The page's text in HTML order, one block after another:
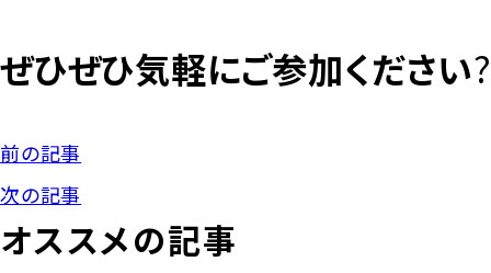
ぜひぜひ気軽にご参加ください
前の記事
次の記事
オススメの記事